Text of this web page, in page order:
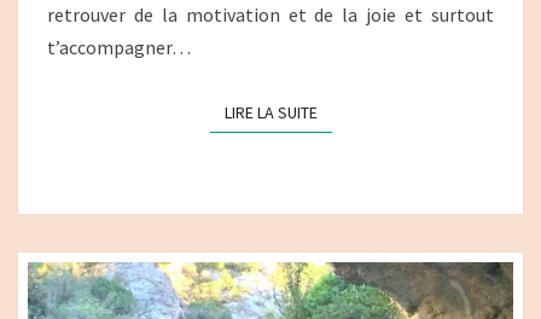
PROJETS !
retrouver de la motivation et de la joie et surtout
t’accompagner…
LIRE LA SUITELIRE LA SUITE